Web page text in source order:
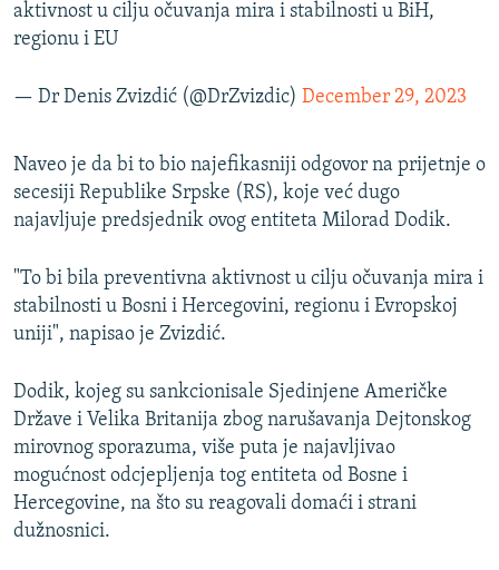
aktivnost u cilju očuvanja mira i stabilnosti u BiH,
regionu i EU
— Dr Denis Zvizdić (@DrZvizdic) December 29, 2023
Naveo je da bi to bio najefikasniji odgovor na prijetnje o
secesiji Republike Srpske (RS), koje već dugo
najavljuje predsjednik ovog entiteta Milorad Dodik.
"To bi bila preventivna aktivnost u cilju očuvanja mira i
stabilnosti u Bosni i Hercegovini, regionu i Evropskoj
uniji", napisao je Zvizdić.
Dodik, kojeg su sankcionisale Sjedinjene Američke
Države i Velika Britanija zbog narušavanja Dejtonskog
mirovnog sporazuma, više puta je najavljivao
mogućnost odcjepljenja tog entiteta od Bosne i
Hercegovine, na što su reagovali domaći i strani
dužnosnici.